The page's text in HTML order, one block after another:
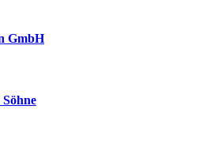
GmbH